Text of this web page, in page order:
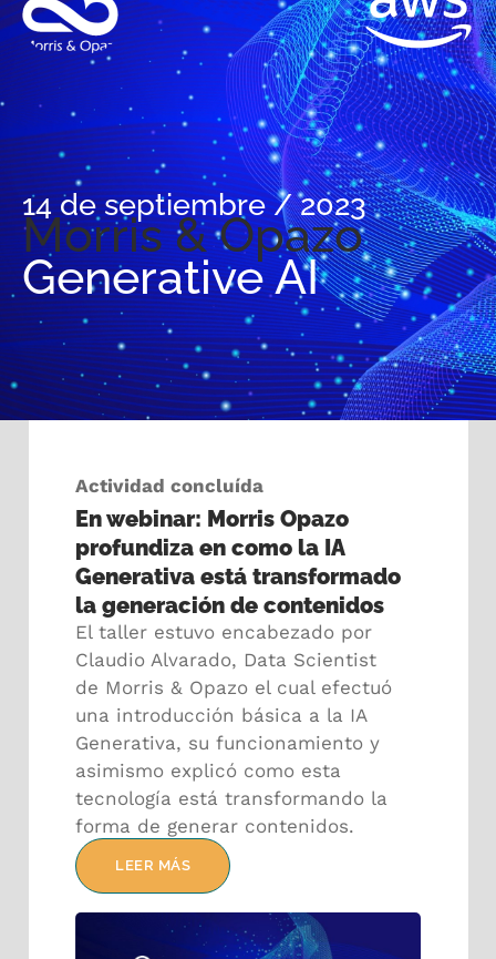
14 de septiembre / 2023
Morris & Opazo
Generative AI
Actividad concluída
En webinar: Morris Opazo
profundiza en como la IA
Generativa está transformado
la generación de contenidos
El taller estuvo encabezado por
Claudio Alvarado, Data Scientist
de Morris & Opazo el cual efectuó
una introducción básica a la IA
Generativa, su funcionamiento y
asimismo explicó como esta
tecnología está transformando la
forma de generar contenidos.
LEER MÁS